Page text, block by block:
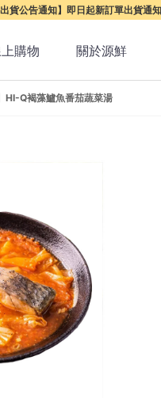
出貨公告通知】即日起新訂單出貨
購物 關於源鮮
HI-Q褐藻鱸魚番茄蔬菜湯